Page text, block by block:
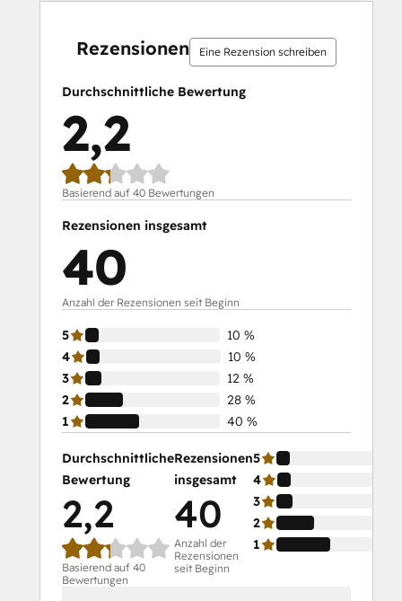
Rezensionen Eine Rezension schreiben
Durchschnittliche Bewertung
2,2
Basierend auf 40 Bewertungen
Rezensionen insgesamt
40
Anzahl der Rezensionen seit Beginn
5
10 %
4
10 %
3
12 %
2
28 %
1
40 %
Durchschnittliche
Bewertung
2,2
Basierend auf 40
Bewertungen
Rezensionen
insgesamt
40
Anzahl der
Rezensionen
seit Beginn
5
4
3
2
1